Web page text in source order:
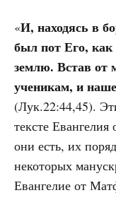
«И, находясь в
был пот Его,
землю. Встав
ученикам, и
(Лук.22:44,45).
тексте
они есть, их
некоторых
Евангелие от